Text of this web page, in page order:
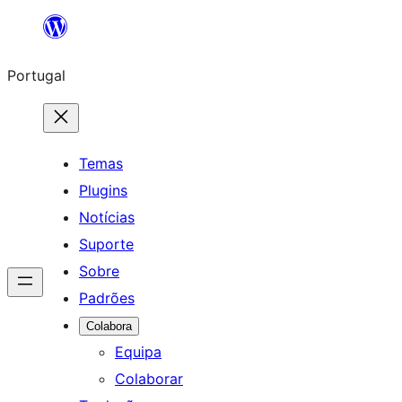
Saltar
o
conteúdo
Portugal
Temas
Plugins
Notícias
Suporte
Sobre
Padrões
Colabora
Equipa
Colaborar